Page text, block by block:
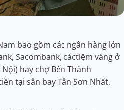
bao gồm các ngân hàng lớn
Sacombank, cáctiệm vàng ở
hay chợ Bến Thành
tại sân bay Tân Sơn Nhất,